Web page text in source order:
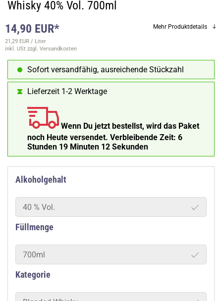
Whisky 40% Vol. 700ml
14,90 EUR*
21,29 EUR / Liter
inkl. USt zzgl. Versandkosten
Mehr Produktdetails
Sofort versandfähig, ausreichende Stückzahl
Lieferzeit 1-2 Werktage
Wenn Du jetzt bestellst, wird das Paket
noch Heute versendet. Verbleibende Zeit: 6
Stunden 19 Minuten 11 Sekunden
Alkoholgehalt
40 % Vol.
Füllmenge
700ml
Kategorie